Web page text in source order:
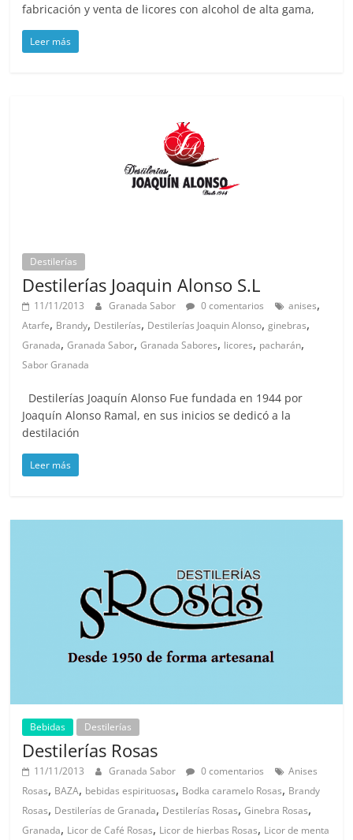
fabricación y venta de licores con alcohol de alta gama,
Leer más
Destilerías
Destilerías Joaquin Alonso S.L
11/11/2013 Granada Sabor 0 comentarios anises,
Atarfe, Brandy, Destilerías, Destilerías Joaquin Alonso,ginebras,
Granada,Granada Sabor,Granada Sabores, licores, pacharán,
Sabor Granada
Destilerías Joaquín Alonso Fue fundada en 1944 por
Joaquín Alonso Ramal, en sus inicios se dedicó a la
destilación
Leer más
Bebidas Destilerías
Destilerías Rosas
11/11/2013 Granada Sabor 0 comentarios
Anises
Rosas, BAZA, bebidas espirituosas, Bodka caramelo Rosas, Brandy
Rosas, Destilerías de Granada, Destilerías Rosas,Ginebra Rosas,
Granada, Licor de Café Rosas, Licor de hierbas Rosas, Licor de menta